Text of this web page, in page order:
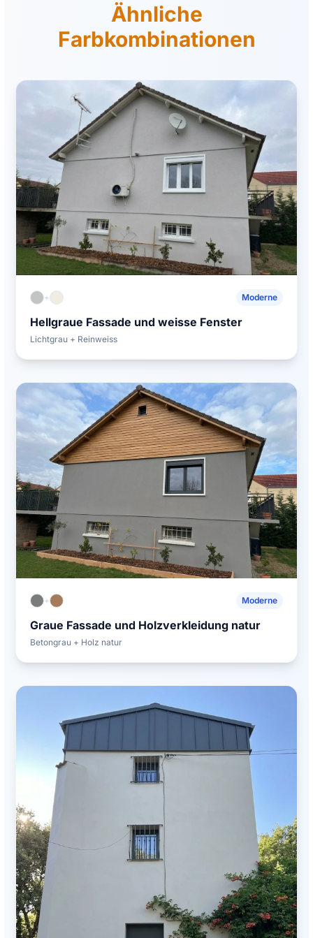
Ähnliche
Farbkombinationen
+ Moderne
Hellgraue Fassade und weisse Fenster
Lichtgrau + Reinweiss
+ Moderne
Graue Fassade und Holzverkleidung natur
Betongrau + Holz natur